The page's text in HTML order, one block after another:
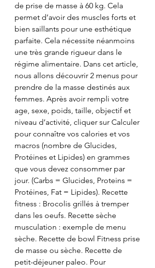
de prise de masse à 60 kg. Cela
permet d’avoir des muscles forts et
bien saillants pour une esthétique
parfaite. Cela nécessite néanmoins
une très grande rigueur dans le
régime alimentaire. Dans cet article,
nous allons découvrir 2 menus pour
prendre de la masse destinés aux
femmes. Après avoir rempli votre
age, sexe, poids, taille, objectif et
niveau d’activité, cliquer sur Calculer
pour connaître vos calories et vos
macros (nombre de Glucides,
Protéines et Lipides) en grammes
que vous devez consommer par
jour. (Carbs = Glucides, Proteins =
Protéines, Fat = Lipides). Recette
fitness : Brocolis grillés à tremper
dans les oeufs. Recette sèche
musculation : exemple de menu
sèche. Recette de bowl Fitness prise
de masse ou sèche. Recette de
petit-déjeuner paleo. Pour